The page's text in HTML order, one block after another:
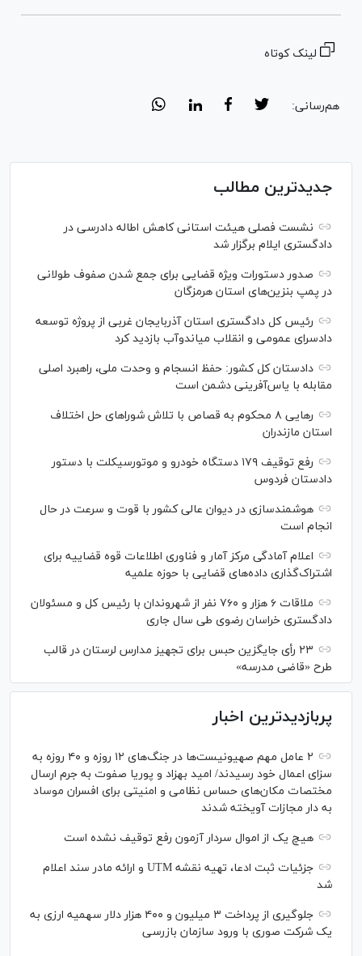
لینک کوتاه
هم‌رسانی:
جدیدترین مطالب
نشست فصلی هیئت استانی کاهش اطاله دادرسی در
دادگستری ایلام برگزار شد
صدور دستورات ویژه قضایی برای جمع شدن صفوف طولانی
در پمپ بنزین‌های استان هرمزگان
رئیس کل دادگستری استان آذربایجان غربی از پروژه توسعه
دادسرای عمومی و انقلاب میاندوآب بازدید کرد
دادستان کل کشور: حفظ انسجام و وحدت ملی، راهبرد اصلی
مقابله با یاس‌آفرینی دشمن است
رهایی ۸ محکوم به قصاص با تلاش شورا‌های حل اختلاف
استان مازندران
رفع توقیف ۱۷۹ دستگاه خودرو و موتورسیکلت با دستور
دادستان فردوس
هوشمندسازی در دیوان عالی کشور با قوت و سرعت در حال
انجام است
اعلام آمادگی مرکز آمار و فناوری اطلاعات قوه قضاییه برای
اشتراک‌گذاری داده‌های قضایی با حوزه علمیه
ملاقات ۶ هزار و ۷۶۰ نفر از شهروندان با رئیس کل و مسئولان
دادگستری خراسان رضوی طی سال جاری
۲۳ رأی جایگزین حبس برای تجهیز مدارس لرستان در قالب
طرح «قاضی مدرسه»
پربازدیدترین اخبار
۲ عامل مهم صهیونیست‌ها در جنگ‌های ۱۲ روزه و ۴۰ روزه به
سزای اعمال خود رسیدند/ امید بهزاد و پوریا صفوت به جرم ارسال
مختصات مکان‌های حساس نظامی و امنیتی برای افسران موساد
به دار مجازات آویخته شدند
هیچ یک از اموال سردار آزمون رفع توقیف نشده است
جزئیات ثبت ادعا، تهیه نقشه UTM و ارائه مادر سند اعلام
شد
جلوگیری از پرداخت ۳ میلیون و ۴۰۰ هزار دلار سهمیه ارزی به
یک شرکت صوری با ورود سازمان بازرسی